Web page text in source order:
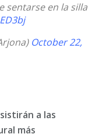
sentarse en la silla
October 22,
a las
más